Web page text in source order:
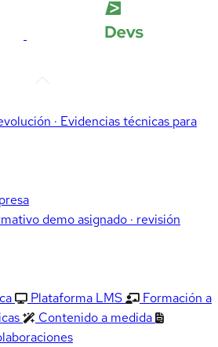
· Evidencias técnicas para
demo asignado · revisión
Plataforma LMS
Formación a
Contenido a medida